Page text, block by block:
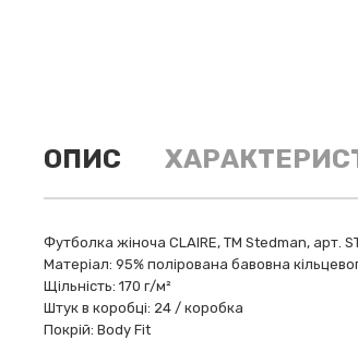
ОПИС
Футболка жіноча CLAIRE, ТМ Stedman, арт.
Матеріал: 95% полірована бавовна
Щільність: 170 г/м²
Штук в коробці: 24 / коробка
Покрій: Body Fit